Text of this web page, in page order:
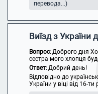
перевода...)
Виїзд з України
Вопрос:Доброго дня
сестра мого хлопця
Ответ:Добрий день!
Відповідно до
України у віці від 16-